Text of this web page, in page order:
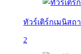
ทัวร์เติร์กเมนิสถ
2